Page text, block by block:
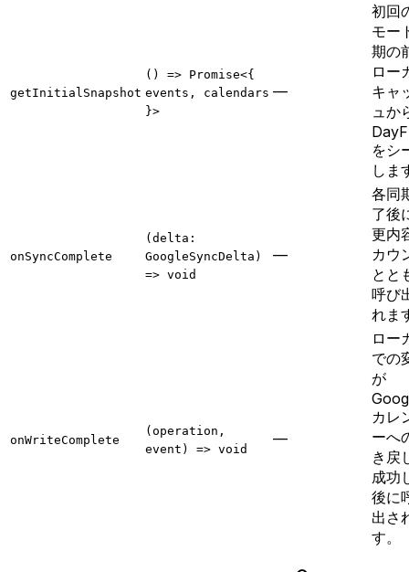
getInitialSnapshot
() => Promise<{
events, calendars
}>
—
初回
モー
期の
ロー
キャ
ュか
をシ
しま
onSyncComplete
(delta:
GoogleSyncDelta)
=> void
—
各同
了後
更内
カウ
とと
呼び
れま
onWriteComplete
(operation,
event) => void
—
ロー
での
が
カレ
ーへ
き戻
成功
後に
出さ
す。